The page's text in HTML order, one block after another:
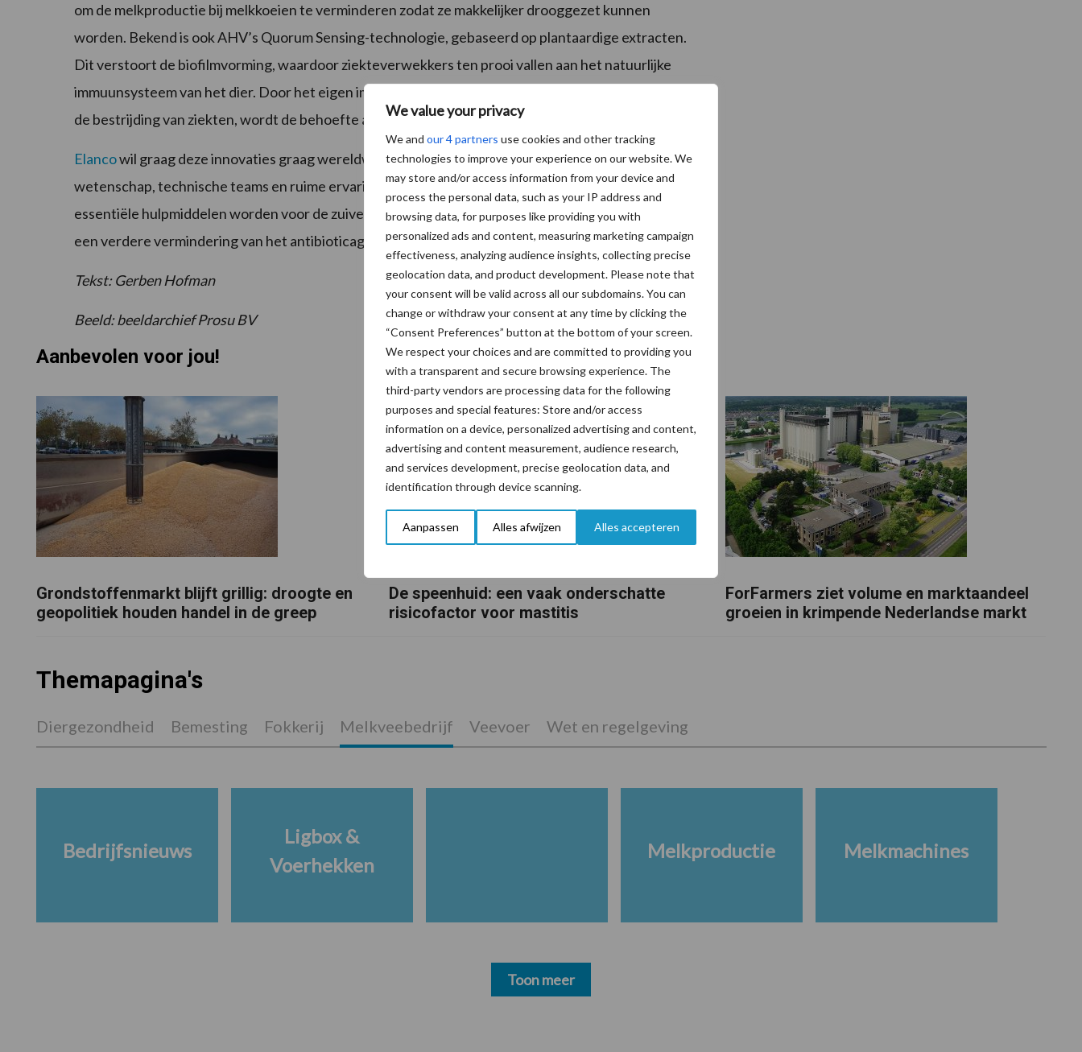
We value your privacy
We and our 4 partners use cookies and other tracking
technologies to improve your experience on our website. We
may store and/or access information from your device and
process the personal data, such as your IP address and
browsing data, for purposes like providing you with
personalized ads and content, measuring marketing campaign
effectiveness, analyzing audience insights, collecting precise
geolocation data, and product development. Please note that
your consent will be valid across all our subdomains. You can
change or withdraw your consent at any time by clicking the
“Consent Preferences” button at the bottom of your screen.
We respect your choices and are committed to providing you
with a transparent and secure browsing experience. The
third-party vendors are processing data for the following
purposes and special features: Store and/or access
information on a device, personalized advertising and content,
advertising and content measurement, audience research,
and services development, precise geolocation data, and
identification through device scanning.
Aanpassen Alles afwijzen Alles accepteren
om de melkproductie bij melkkoeien te verminderen zodat ze makkelijker drooggezet kunnen
worden. Bekend is ook AHV’s Quorum Sensing-technologie, gebaseerd op plantaardige extracten.
Dit verstoort de biofilmvorming, waardoor ziekteverwekkers ten prooi vallen aan het natuurlijke
immuunsysteem van het dier. Door het eigen immuunsysteem van het dier beter te ondersteunen bij
de bestrijding van ziekten, wordt de behoefte aan antibiotica verminderd.
Elancowil graag deze innovaties graag wereldwijd verder toegankelijk maken. “Met onze
wetenschap, technische teams en ruime ervaring in de distributie, kunnen deze producten
essentiële hulpmiddelen worden voor de zuivelindustrie. Dat leidt tot een beter dierenwelzijn en
een verdere vermindering van het antibioticagebruik op agrarische bedrijven”, stelt Elanco.
Tekst: Gerben Hofman
Beeld: beeldarchief Prosu BV
Aanbevolen voor jou!
Grondstoffenmarkt blijft grillig: droogte en
geopolitiek houden handel in de greep
De speenhuid: een vaak onderschatte
risicofactor voor mastitis
ForFarmers ziet volume en marktaandeel
groeien in krimpende Nederlandse markt
Themapagina's
Diergezondheid Bemesting Fokkerij Melkveebedrijf Veevoer Wet en regelgeving
Bedrijfsnieuws
Ligbox &
Voerhekken
Melkproductie Melkmachines
Toon meer